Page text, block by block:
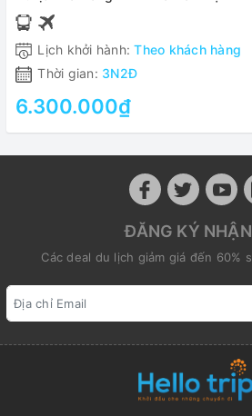
Lịch khởi hành:Theo khách hàng
Thời gian: 3N2Đ
6.300.000₫
ĐĂNG KÝ
Các deal du lịch giảm giá đến 60%